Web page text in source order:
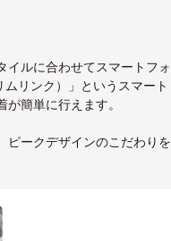
イルに合わせてスマートフォ
リンク）」というスマート
簡単に行えます。
ピークデザインのこだわりを